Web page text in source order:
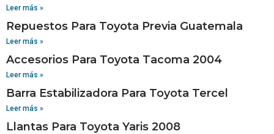
Leer más »
Repuestos Para Toyota Previa Guatemala
Leer más »
Accesorios Para Toyota Tacoma 2004
Leer más »
Barra Estabilizadora Para Toyota Tercel
Leer más »
Llantas Para Toyota Yaris 2008